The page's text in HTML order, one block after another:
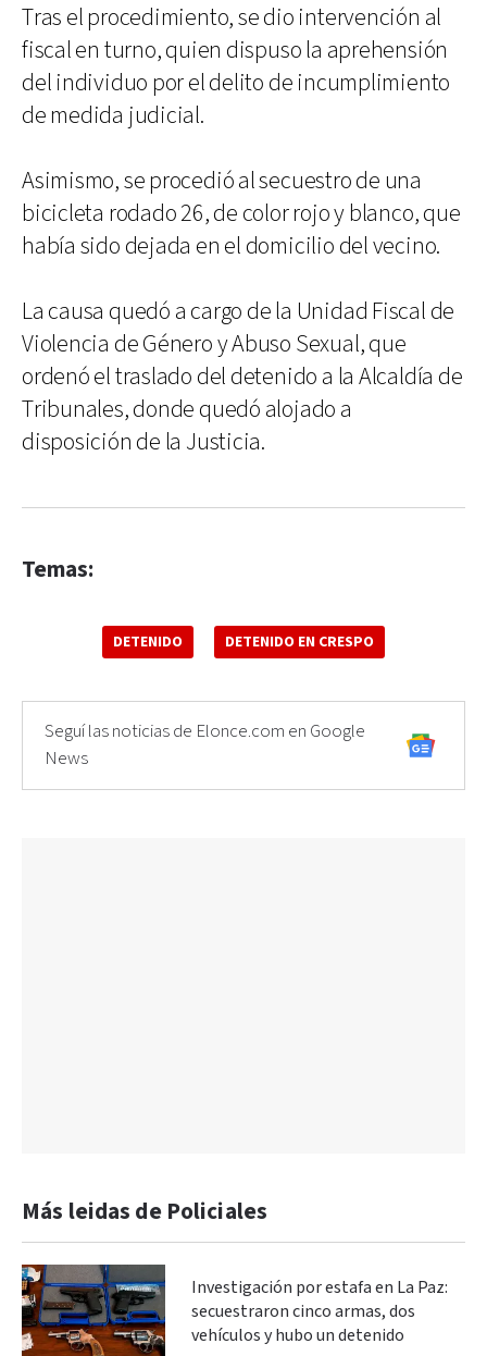
Tras el procedimiento, se dio intervención al
fiscal en turno, quien dispuso la aprehensión
del individuo por el delito de incumplimiento
de medida judicial.
Asimismo, se procedió al secuestro de una
bicicleta rodado 26, de color rojo y blanco, que
había sido dejada en el domicilio del vecino.
La causa quedó a cargo de la Unidad Fiscal de
Violencia de Género y Abuso Sexual, que
ordenó el traslado del detenido a la Alcaldía de
Tribunales, donde quedó alojado a
disposición de la Justicia.
Temas:
DETENIDO DETENIDO EN CRESPO
Seguí las noticias de Elonce.com en Google
News
Más leidas de Policiales
Investigación por estafa en La Paz:
secuestraron cinco armas, dos
vehículos y hubo un detenido